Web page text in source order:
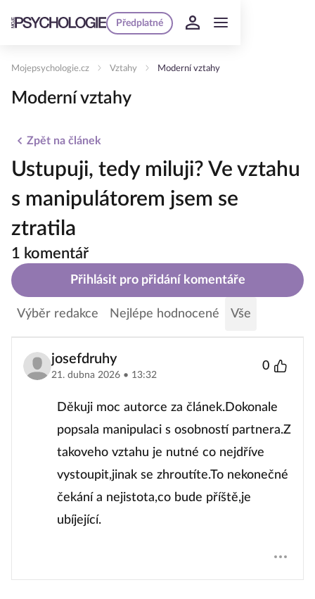
Předplatné
Mojepsychologie.cz Vztahy Moderní vztahy
Moderní vztahy
Zpět na článek
Ustupuji, tedy miluji? Ve vztahu
s manipulátorem jsem se
ztratila
1 komentář
Přihlásit pro přidání komentáře
Výběr redakce Nejlépe hodnocené Vše
josefdruhy
21. dubna 2026 • 13:32
0
Děkuji moc autorce za článek.Dokonale
popsala manipulaci s osobností partnera.Z
takoveho vztahu je nutné co nejdříve
vystoupit,jinak se zhroutíte.To nekonečné
čekání a nejistota,co bude příště,je
ubíjející.